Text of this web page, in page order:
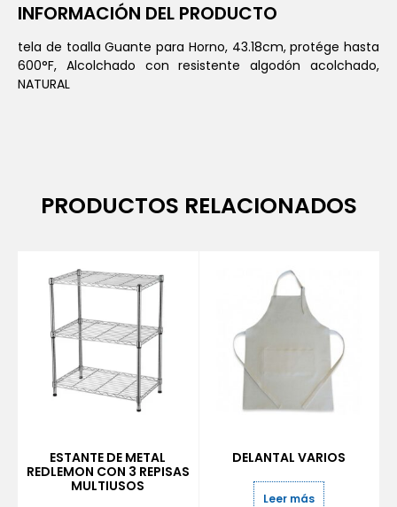
INFORMACIÓN DEL PRODUCTO
tela de toalla Guante para Horno, 43.18cm, protége hasta
600°F, Alcolchado con resistente algodón acolchado,
NATURAL
PRODUCTOS RELACIONADOS
ESTANTE DE METAL
REDLEMON CON 3 REPISAS
MULTIUSOS
DELANTAL VARIOS
Leer más